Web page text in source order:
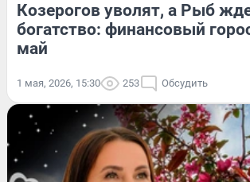
Козерогов уволят, а Рыб
богатство: финансовый
май
1 мая, 2026, 15:30 253 Обсудить